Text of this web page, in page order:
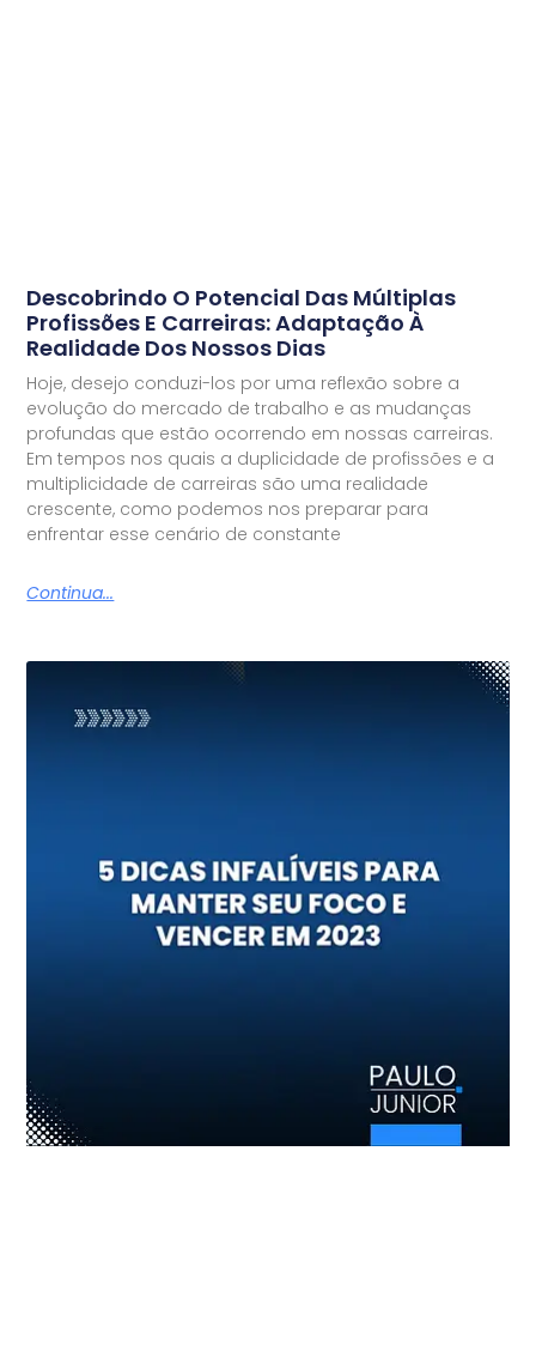
Descobrindo O Potencial Das Múltiplas
Profissões E Carreiras: Adaptação À
Realidade Dos Nossos Dias
Hoje, desejo conduzi-los por uma reflexão sobre a
evolução do mercado de trabalho e as mudanças
profundas que estão ocorrendo em nossas carreiras.
Em tempos nos quais a duplicidade de profissões e a
multiplicidade de carreiras são uma realidade
crescente, como podemos nos preparar para
enfrentar esse cenário de constante
Continua...